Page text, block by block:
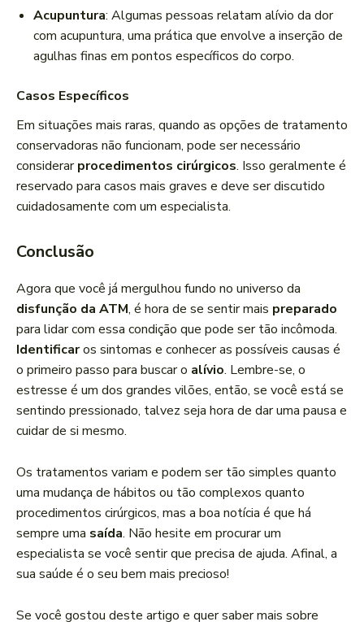
Acupuntura: Algumas pessoas relatam alívio da dor
com acupuntura, uma prática que envolve a inserção de
agulhas finas em pontos específicos do corpo.
Casos Específicos
Em situações mais raras, quando as opções de tratamento
conservadoras não funcionam, pode ser necessário
considerarprocedimentos cirúrgicos. Isso geralmente é
reservado para casos mais graves e deve ser discutido
cuidadosamente com um especialista.
Conclusão
Agora que você já mergulhou fundo no universo da
disfunção da ATM, é hora de se sentir mais preparado
para lidar com essa condição que pode ser tão incômoda.
Identificaros sintomas e conhecer as possíveis causas é
o primeiro passo para buscar o alívio. Lembre-se, o
estresse é um dos grandes vilões, então, se você está se
sentindo pressionado, talvez seja hora de dar uma pausa e
cuidar de si mesmo.
Os tratamentos variam e podem ser tão simples quanto
uma mudança de hábitos ou tão complexos quanto
procedimentos cirúrgicos, mas a boa notícia é que há
sempre uma saída. Não hesite em procurar um
especialista se você sentir que precisa de ajuda. Afinal, a
sua saúde é o seu bem mais precioso!
Se você gostou deste artigo e quer saber mais sobre